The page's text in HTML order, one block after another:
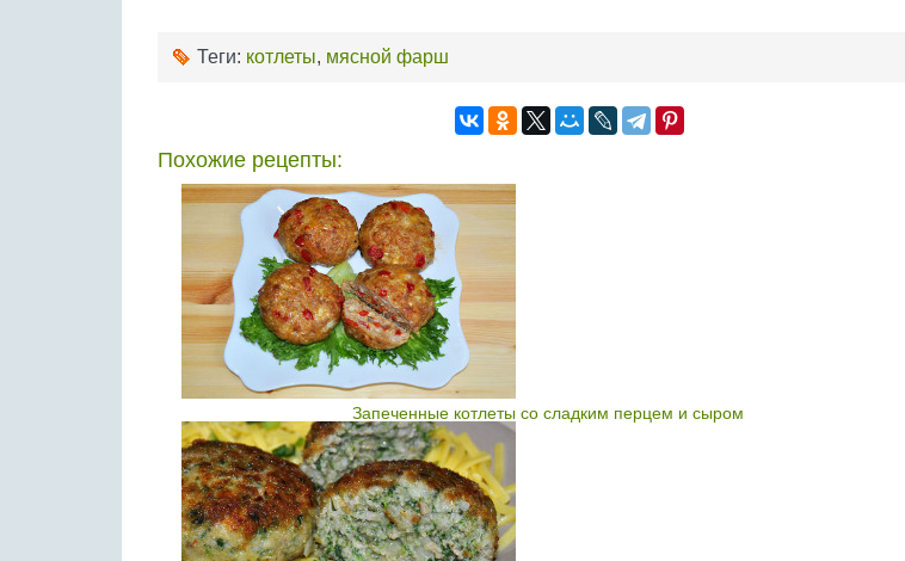
Теги: котлеты, мясной фарш
Похожие рецепты:
Запеченные котлеты со сладким перцем и сыром